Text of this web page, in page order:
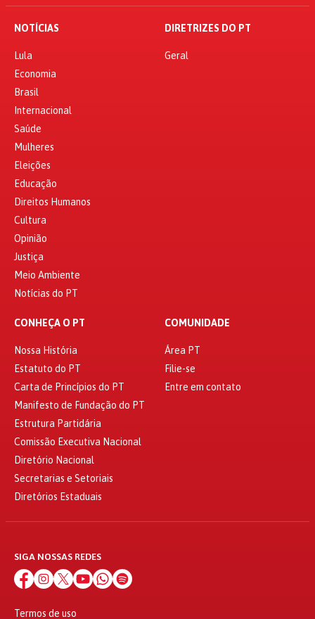
NOTÍCIAS
Lula
Economia
Brasil
Internacional
Saúde
Mulheres
Eleições
Educação
Direitos Humanos
Cultura
Opinião
Justiça
Meio Ambiente
Notícias do PT
DIRETRIZES DO PT
Geral
CONHEÇA O PT
Nossa História
Estatuto do PT
Carta de Princípios do PT
Manifesto de Fundação do PT
Estrutura Partidária
Comissão Executiva Nacional
Diretório Nacional
Secretarias e Setoriais
Diretórios Estaduais
COMUNIDADE
Área PT
Filie-se
Entre em contato
SIGA NOSSAS REDES
Termos de uso